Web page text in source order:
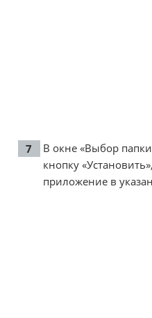
В окне «Выбор
кнопку
приложение в